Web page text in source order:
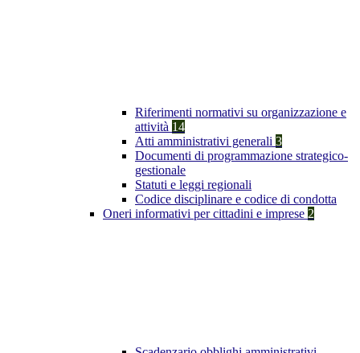
Riferimenti normativi su organizzazione e
attività 14
Atti amministrativi generali 3
Documenti di programmazione strategico-
gestionale
Statuti e leggi regionali
Codice disciplinare e codice di condotta
Oneri informativi per cittadini e imprese 2